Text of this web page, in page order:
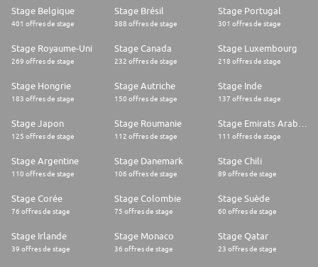
Stage Belgique
401 offres de stage
Stage Brésil
388 offres de stage
Stage Portugal
301 offres de stage
Stage Royaume-Uni
269 offres de stage
Stage Canada
232 offres de stage
Stage Luxembourg
218 offres de stage
Stage Hongrie
183 offres de stage
Stage Autriche
150 offres de stage
Stage Inde
137 offres de stage
Stage Japon
125 offres de stage
Stage Roumanie
112 offres de stage 111 offres de stage
Stage Argentine
110 offres de stage
Stage Danemark
106 offres de stage
Stage Chili
89 offres de stage
Stage Corée
76 offres de stage
Stage Colombie
75 offres de stage
Stage Suède
60 offres de stage
Stage Irlande
39 offres de stage
Stage Monaco
36 offres de stage
Stage Qatar
23 offres de stage